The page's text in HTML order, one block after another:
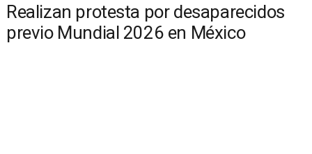
Realizan protesta por desaparecidos
previo Mundial 2026 en México